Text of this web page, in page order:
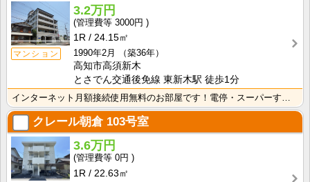
マンション
3.2万円
3000円
1R
24.15㎡
1990年2月
（築36年）
高知市高須新木
とさでん交通後免線 東新木駅 徒歩1分
クレール朝倉103号室
3.6万円
0円
1R
22.63㎡